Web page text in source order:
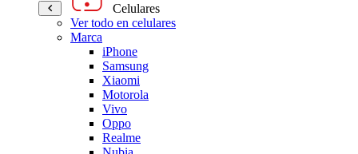
Celulares
Ver todo en celulares
Marca
iPhone
Samsung
Xiaomi
Motorola
Vivo
Oppo
Realme